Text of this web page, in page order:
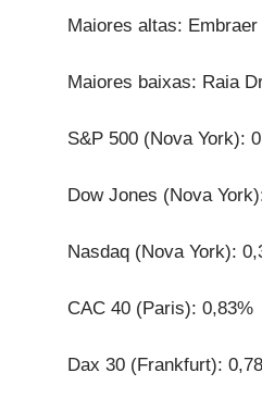
Maiores altas:
Maiores baixas: Raia
S&P 500 (Nova York):
Dow Jones (Nova
Nasdaq (Nova York):
CAC 40 (Paris): 0,83%
Dax 30 (Frankfurt):